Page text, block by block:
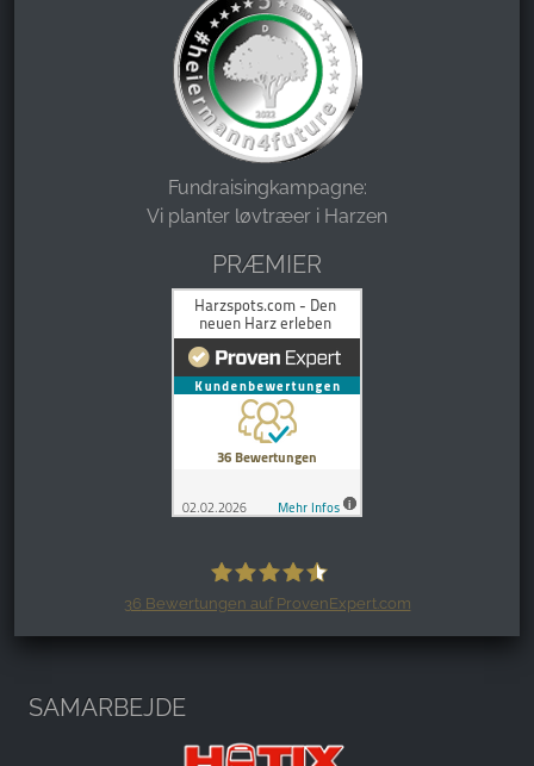
Fundraisingkampagne:
Vi planter løvtræer i Harzen
PRÆMIER
36 Bewertungen auf ProvenExpert.com
SAMARBEJDE